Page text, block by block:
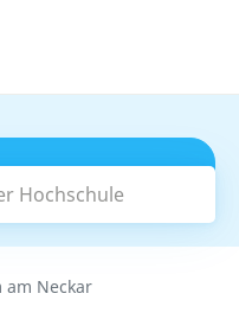
Hochschule
am Neckar